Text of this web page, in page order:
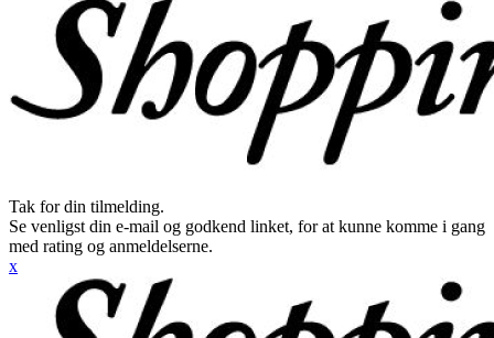
Tak for din tilmelding.
Se venligst din e-mail og godkend linket, for at kunne komme i gang
med rating og anmeldelserne.
x